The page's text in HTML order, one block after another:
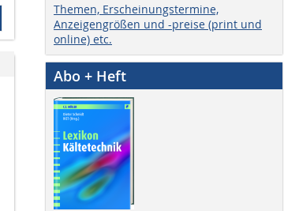
Themen, Erscheinungstermine,
Anzeigengrößen und -preise (print und
online) etc.
Abo + Heft